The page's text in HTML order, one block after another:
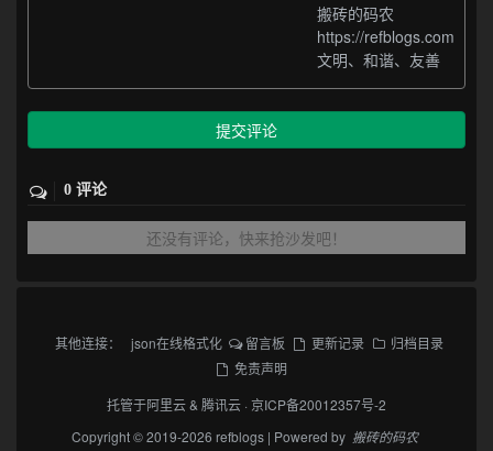
搬砖的码农
https://refblogs.com
文明、和谐、友善
提交评论
0 评论
还没有评论，快来抢沙发吧！
其他连接： json在线格式化 留言板 更新记录
归档目录
免责声明
托管于阿里云& 腾讯云 ·京ICP备20012357号-2
Copyright © 2019-2026 refblogs | Powered by 搬砖的码农